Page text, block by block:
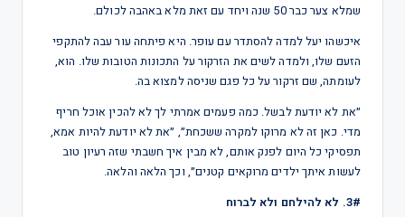
שמלא צער כבר 50 שנה ויחד עם זאת מלא באהבה לכולם.
איכשהו יעל למדה להסתדר עם עופר. היא פיתחה עור עבה להתקפי
הזעם שלו, ולמדה לשים את הזרקור על התכונות הטובות שלו. הוא,
לעומתה, שם זרקור על כל פגם שניסה למצוא בה.
״את לא יודעת לבשל. כמה פעמים אמרתי לך לא להכין אוכל חריף
מדי. כאן זה לא מרוקו למקרה ששכחת״, ״את לא יודעת להיות אמא,
תפסיקי כל היום לפנק אותם, לא מבין איך חשבתי שזה רעיון טוב
לעשות איתך ילדים מרוקאים קטנים״, וכך הלאה והלאה.
3#. לא להילחם ולא לברוח